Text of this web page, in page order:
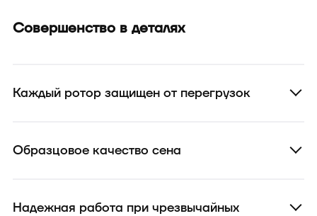
Совершенство в деталях
Каждый ротор защищен от перегрузок
Образцовое качество сена
Надежная работа при чрезвычайных